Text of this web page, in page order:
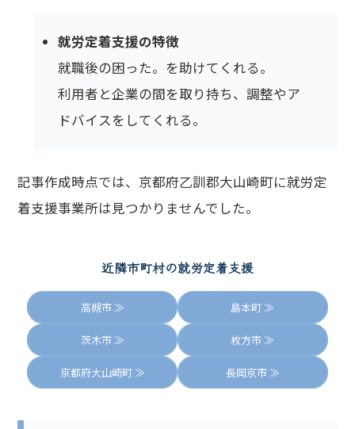
就労定着支援の特徴
就職後の困った。を助けてくれる。
利用者と企業の間を取り持ち、調整やア
ドバイスをしてくれる。
記事作成時点では、京都府乙訓郡大山崎町に就労定
着支援事業所は見つかりませんでした。
近隣市町村の就労定着支援
高槻市 ≫ 島本町 ≫
茨木市 ≫ 枚方市 ≫
京都府大山崎町 ≫ 長岡京市 ≫